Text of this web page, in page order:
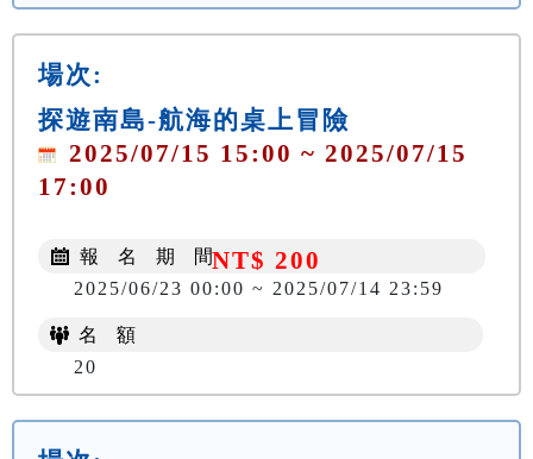
場次:
探遊南島-航海的桌上冒險
2025/07/15 15:00 ~ 2025/07/15
17:00
NT$ 200
報 名 期 間
2025/06/23 00:00 ~ 2025/07/14 23:59
名 額
20